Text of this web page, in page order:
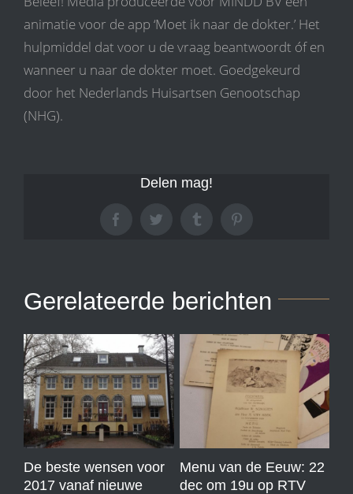
animatie voor de app ‘Moet ik naar de dokter.’ Het
hulpmiddel dat voor u de vraag beantwoordt óf en
wanneer u naar de dokter moet. Goedgekeurd
door het Nederlands Huisartsen Genootschap
(NHG).
Delen mag!
FacebookTwitter TumblrPinterest
Gerelateerde berichten
De beste wensen voor
2017 vanaf nieuwe
Menu van de Eeuw: 22
dec om 19u op RTV